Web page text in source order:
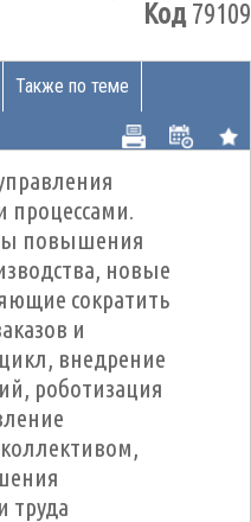
Код79109
Также по теме
процессами.
повышения
новые
сократить
и
внедрение
роботизация
труда